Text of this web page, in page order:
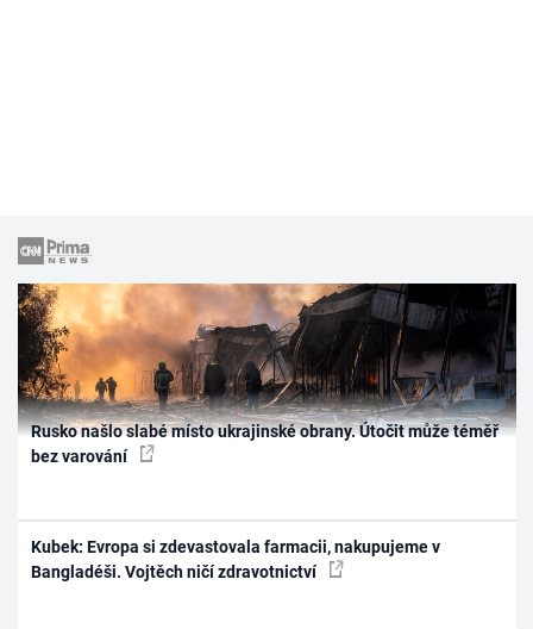
Rusko našlo slabé místo ukrajinské obrany. Útočit může téměř
bez varování
Kubek: Evropa si zdevastovala farmacii, nakupujeme v
Bangladéši. Vojtěch ničí zdravotnictví